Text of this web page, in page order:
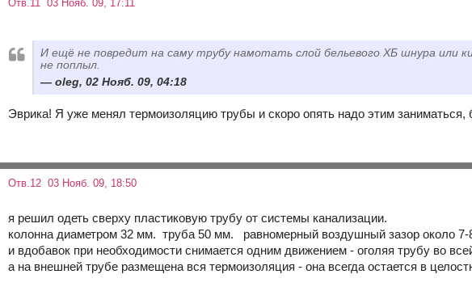
Отв.11 03 Нояб. 09, 17:11
И ещё не повредит на саму трубу намотать слой бельевого ХБ шнура или
не поплыл.
oleg, 02 Нояб. 09, 04:18
Эврика! Я уже менял термоизоляцию трубы и скоро опять надо этим заниматься,
Отв.12 03 Нояб. 09, 18:50
я решил одеть сверху пластиковую трубу от системы канализации.
колонна диаметром 32 мм. труба 50 мм. равномерный воздушный зазор около
и вдобавок при необходимости снимается одним движением - оголяя трубу во
а на внешней трубе размещена вся термоизоляция - она всегда остается в